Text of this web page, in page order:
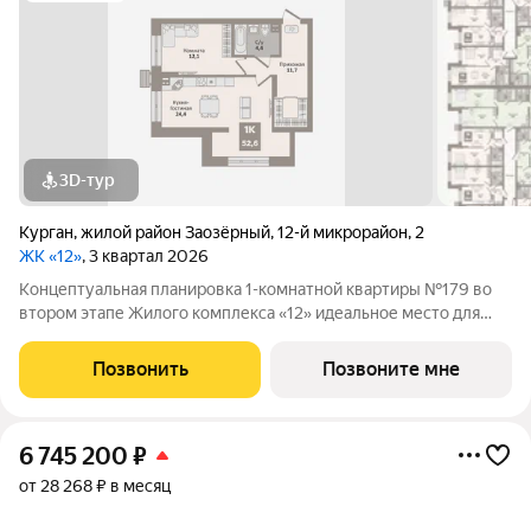
3D-тур
Курган,жилой район Заозёрный,12-й микрорайон, 2
ЖК «12», 3 квартал 2026
Концептуальная планировка 1-комнатной квартиры №179 во
втором этапе Жилого комплекса «12» идеальное место для
просторная кухня-гостиная (24,4м2), функциональная
гардеробная, . В квартире
Позвонить Позвоните мне
6 745 200 ₽
от 28 268 ₽ в месяц